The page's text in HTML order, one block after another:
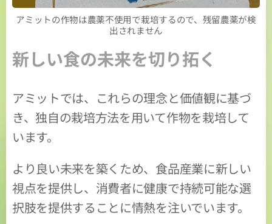
アミットの作物は農薬不使用で栽培するので、残留農薬が検
出されません
新しい食の未来を切り拓く
アミットでは、これらの理念と価値観に基づ
き、独自の栽培方法を用いて作物を栽培して
います。
より良い未来を築くため、食品産業に新しい
視点を提供し、消費者に健康で持続可能な選
択肢を提供することに情熱を注いでいます。